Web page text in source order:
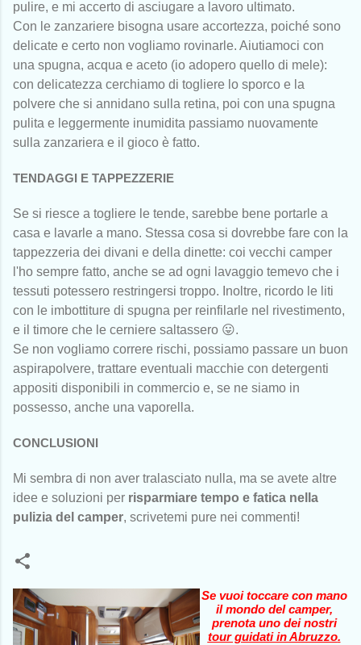
pulire, e mi accerto di asciugare a lavoro ultimato.
Con le zanzariere bisogna usare accortezza, poiché sono
delicate e certo non vogliamo rovinarle. Aiutiamoci con
una spugna, acqua e aceto (io adopero quello di mele):
con delicatezza cerchiamo di togliere lo sporco e la
polvere che si annidano sulla retina, poi con una spugna
pulita e leggermente inumidita passiamo nuovamente
sulla zanzariera e il gioco è fatto.
TENDAGGI E TAPPEZZERIE
Se si riesce a togliere le tende, sarebbe bene portarle a
casa e lavarle a mano. Stessa cosa si dovrebbe fare con la
tappezzeria dei divani e della dinette: coi vecchi camper
l'ho sempre fatto, anche se ad ogni lavaggio temevo che i
tessuti potessero restringersi troppo. Inoltre, ricordo le liti
con le imbottiture di spugna per reinfilarle nel rivestimento,
e il timore che le cerniere saltassero 😛.
Se non vogliamo correre rischi, possiamo passare un buon
aspirapolvere, trattare eventuali macchie con detergenti
appositi disponibili in commercio e, se ne siamo in
possesso, anche una vaporella.
CONCLUSIONI
Mi sembra di non aver tralasciato nulla, ma se avete altre
idee e soluzioni per risparmiare tempo e fatica nella
pulizia del camper, scrivetemi pure nei commenti!
Se vuoi toccare con mano
il mondo del camper,
prenota uno dei nostri
tour guidati in Abruzzo.